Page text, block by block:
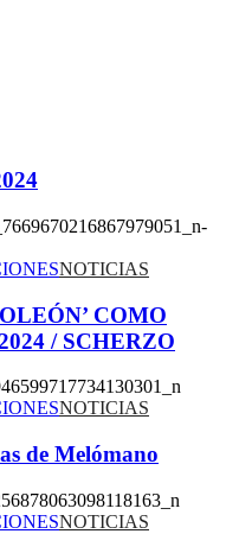
NOTICIAS
COMO
/ SCHERZO
NOTICIAS
de Melómano
NOTICIAS